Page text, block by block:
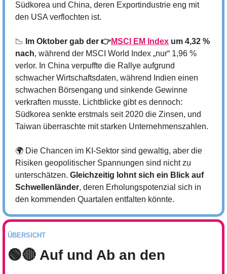
Südkorea und China, deren Exportindustrie eng mit
den USA verflochten ist.
📉 Im Oktober gab der 👉MSCI EM Index um 4,32 %
nach, während der MSCI World Index „nur“ 1,96 %
verlor. In China verpuffte die Rallye aufgrund
schwacher Wirtschaftsdaten, während Indien einen
schwachen Börsengang und sinkende Gewinne
verkraften musste. Lichtblicke gibt es dennoch:
Südkorea senkte erstmals seit 2020 die Zinsen, und
Taiwan überraschte mit starken Unternehmenszahlen.
🌍 Die Chancen im KI-Sektor sind gewaltig, aber die
Risiken geopolitischer Spannungen sind nicht zu
unterschätzen. Gleichzeitig lohnt sich ein Blick auf
Schwellenländer, deren Erholungspotenzial sich in
den kommenden Quartalen entfalten könnte.
ÜBERSICHT
🟢🔴 Auf und Ab an den